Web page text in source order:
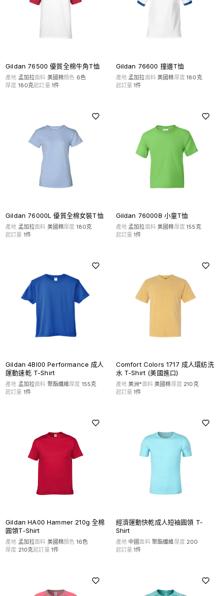
Gildan 76500 優質全棉牛角T恤
產地 孟加拉面料 美國棉顏色 6色
厚度 180克起訂量 1件
Gildan 76600 撞邊T恤
產地 孟加拉面料 美國棉 厚度 180克
起訂量 1件
Gildan 76000L 優質全棉女裝T恤
產地 孟加拉面料 美國棉厚度 180克
起訂量 1件
Gildan 76000B 小童T恤
產地 孟加拉面料 美國棉厚度 155克
起訂量 1件
Gildan 4BI00 Performance 成人
運動速乾 T-Shirt
產地 孟加拉面料 聚酯纖維厚度 155克
起訂量 1件
Comfort Colors 1717 成人環紡洗
水 T-Shirt (美國進口)
產地 美洲*面料 美國棉 厚度 210克
起訂量 1件
Gildan HA00 Hammer 210g 全棉
圓領T-Shirt
產地 孟加拉面料 美國棉顏色 16色
厚度 210克起訂量 1件
經濟運動快乾成人短袖圓領 T-
Shirt
產地 中國面料 聚酯纖維厚度 200
起訂量 1件